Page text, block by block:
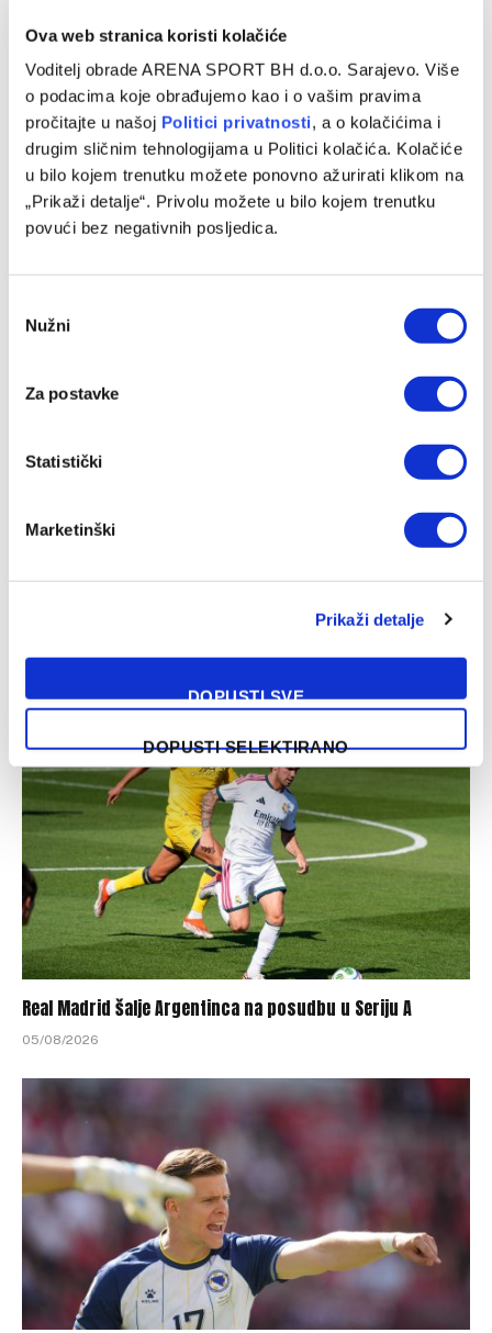
Ova web stranica koristi kolačiće
Voditelj obrade ARENA SPORT BH d.o.o. Sarajevo. Više
o podacima koje obrađujemo kao i o vašim pravima
pročitajte u našoj Politici privatnosti, a o kolačićima i
drugim sličnim tehnologijama u Politici kolačića. Kolačiće
u bilo kojem trenutku možete ponovno ažurirati klikom na
„Prikaži detalje“. Privolu možete u bilo kojem trenutku
povući bez negativnih posljedica.
Selection
Nužni
Za postavke
Statistički
Marketinški
Prikaži detalje
DOPUSTI SVE
DOPUSTI SELEKTIRANO
o transferu
05/08/2026
Kapiten mlade reprezentacije BiH i bivši fudbaler Sarajeva
ima novi klub
Real Madrid šalje Argentinca na posudbu u Seriju A
05/08/2026